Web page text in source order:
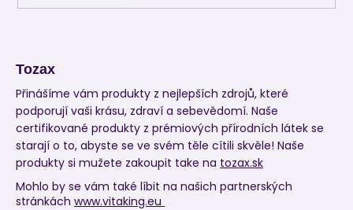
Tozax
Přinášíme vám produkty z nejlepších zdrojů, které
podporují vaši krásu, zdraví a sebevědomí. Naše
certifikované produkty z prémiových přírodních látek se
starají o to, abyste se ve svém těle cítili skvěle! Naše
produkty si mužete zakoupit take na tozax.sk
Mohlo by se vám také líbit na našich partnerských
stránkách www.vitaking.eu